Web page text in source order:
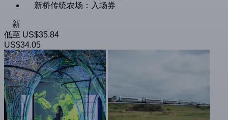
新桥传统农场：入场券
新
低至 US$35.84
US$34.05